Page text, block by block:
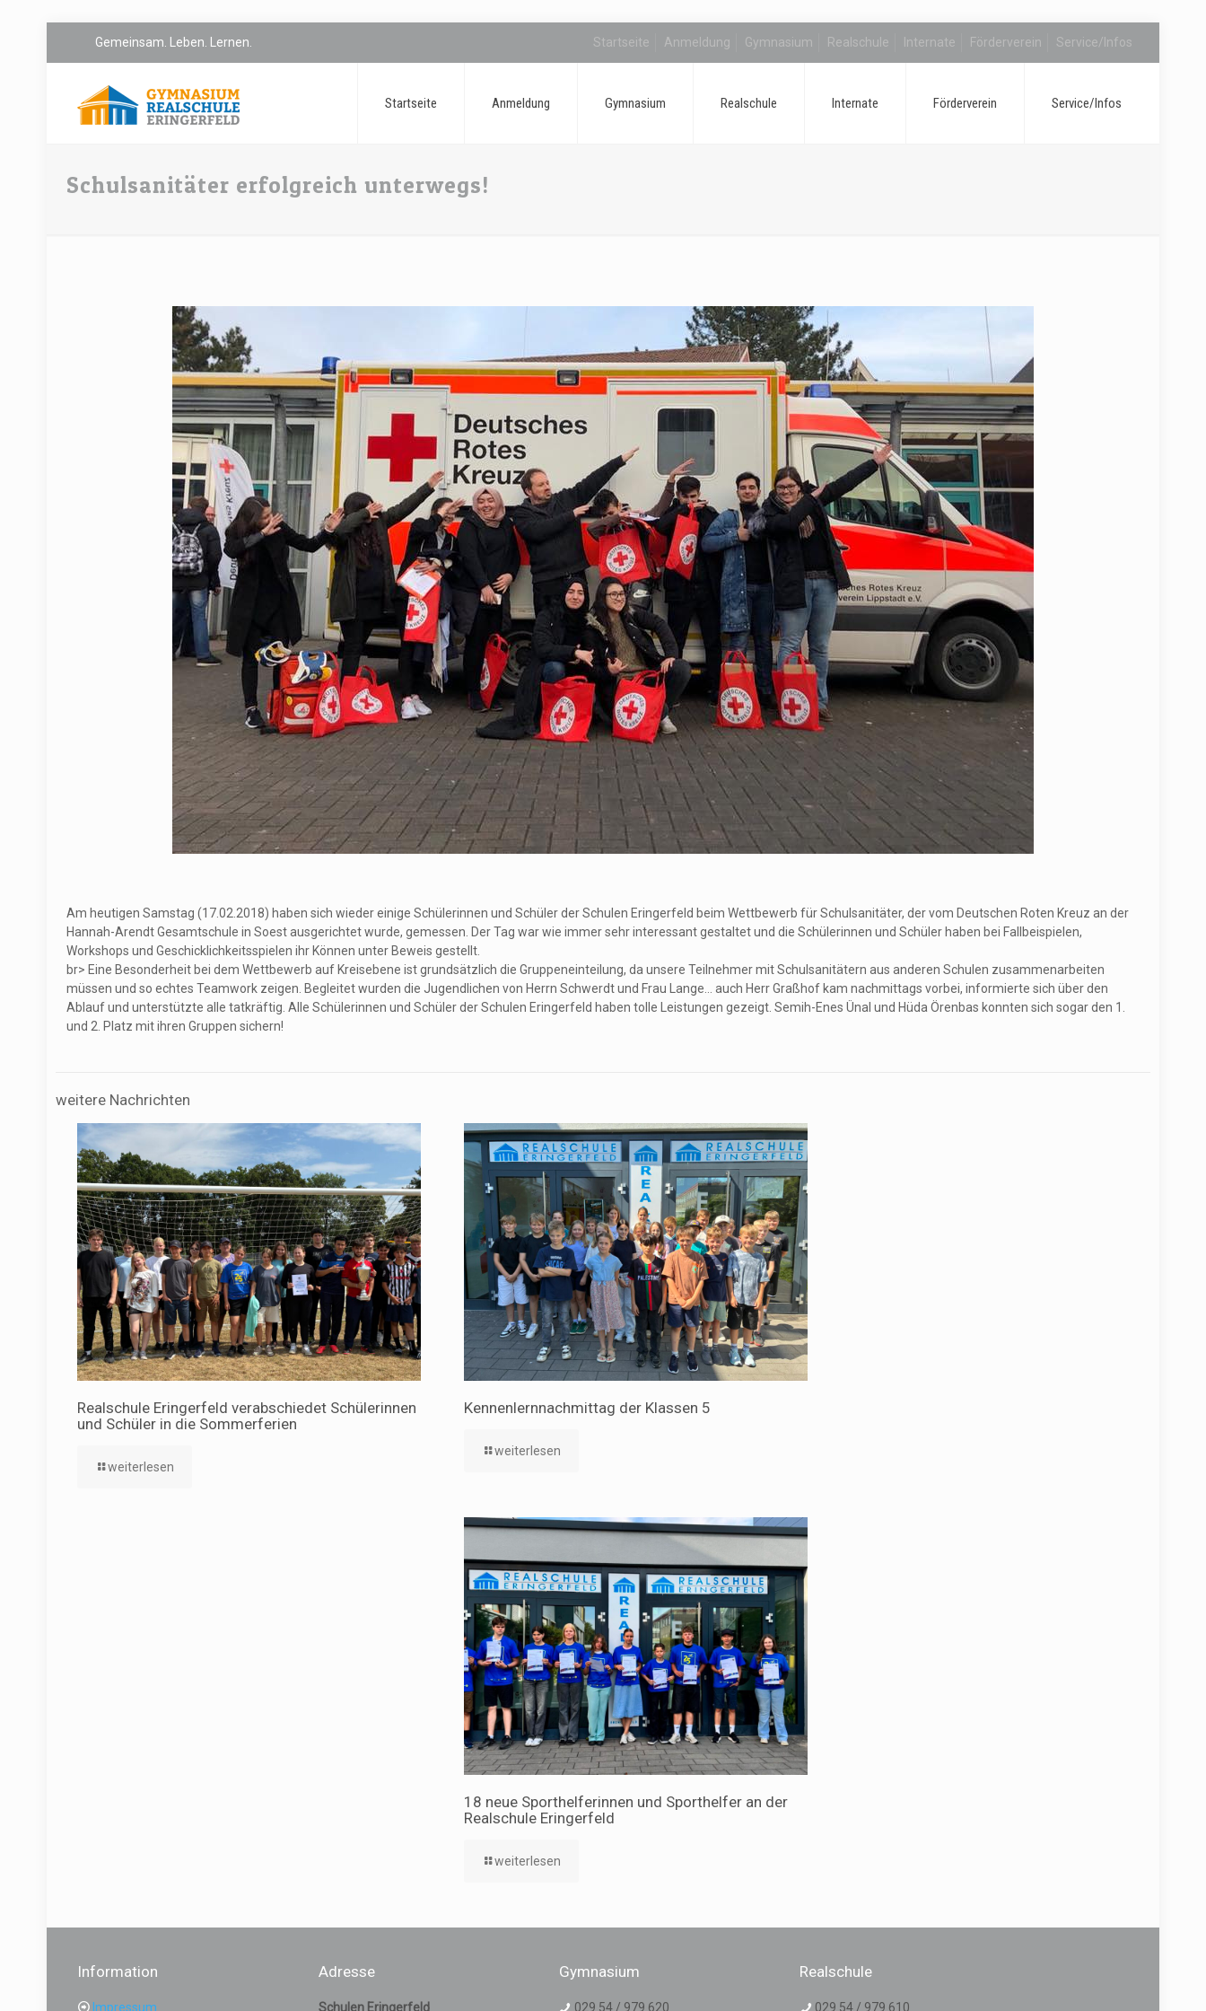
Gemeinsam. Leben. Lernen. Startseite Anmeldung Gymnasium Realschule Internate Förderverein Service/Infos
Startseite Anmeldung Gymnasium Realschule Internate Förderverein Service/Infos
Schulsanitäter erfolgreich unterwegs!
Am heutigen Samstag (17.02.2018) haben sich wieder einige Schülerinnen und Schüler der Schulen Eringerfeld beim Wettbewerb für Schulsanitäter, der vom Deutschen Roten Kreuz an der
Hannah-Arendt Gesamtschule in Soest ausgerichtet wurde, gemessen. Der Tag war wie immer sehr interessant gestaltet und die Schülerinnen und Schüler haben bei Fallbeispielen,
Workshops und Geschicklichkeitsspielen ihr Können unter Beweis gestellt.
br> Eine Besonderheit bei dem Wettbewerb auf Kreisebene ist grundsätzlich die Gruppeneinteilung, da unsere Teilnehmer mit Schulsanitätern aus anderen Schulen zusammenarbeiten
müssen und so echtes Teamwork zeigen. Begleitet wurden die Jugendlichen von Herrn Schwerdt und Frau Lange… auch Herr Graßhof kam nachmittags vorbei, informierte sich über den
Ablauf und unterstützte alle tatkräftig. Alle Schülerinnen und Schüler der Schulen Eringerfeld haben tolle Leistungen gezeigt. Semih-Enes Ünal und Hüda Örenbas konnten sich sogar den 1.
und 2. Platz mit ihren Gruppen sichern!
weitere Nachrichten
Realschule Eringerfeld verabschiedet Schülerinnen
und Schüler in die Sommerferien
weiterlesen
Kennenlernnachmittag der Klassen 5
weiterlesen
18 neue Sporthelferinnen und Sporthelfer an der
Realschule Eringerfeld
weiterlesen
Information
Impressum
Adresse
Schulen Eringerfeld
Gymnasium
029 54 / 979 620
Realschule
029 54 / 979 610